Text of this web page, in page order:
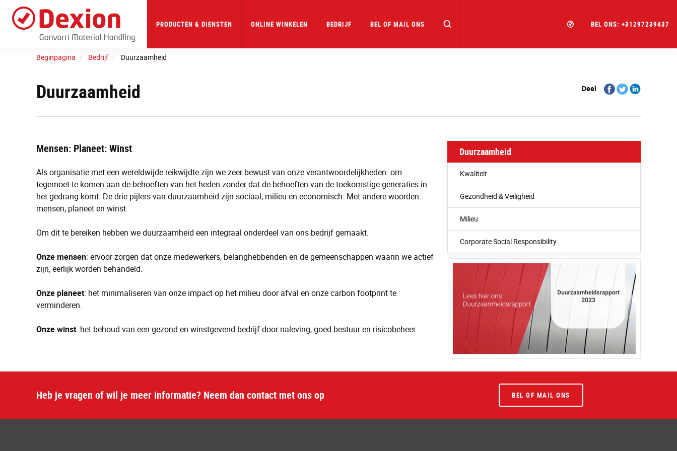
main
PRODUCTEN & DIENSTEN ONLINE WINKELEN BEDRIJF BEL OF MAIL ONS BEL ONS: +31297239437
Beginpagina Bedrijf Duurzaamheid
Duurzaamheid Deel
Share
on
Share
on
Share
Mensen: Planeet: Winst
Als organisatie met een wereldwijde reikwijdte zijn we zeer bewust van onze verantwoordelijkheden: om
tegemoet te komen aan de behoeften van het heden zonder dat de behoeften van de toekomstige generaties in
het gedrang komt. De drie pijlers van duurzaamheid zijn sociaal, milieu en economisch. Met andere woorden:
mensen, planeet en winst.
Om dit te bereiken hebben we duurzaamheid een integraal onderdeel van ons bedrijf gemaakt.
Onze mensen: ervoor zorgen dat onze medewerkers, belanghebbenden en de gemeenschappen waarin we actief
zijn, eerlijk worden behandeld.
Onze planeet: het minimaliseren van onze impact op het milieu door afval en onze carbon footprint te
verminderen.
Onze winst: het behoud van een gezond en winstgevend bedrijf door naleving, goed bestuur en risicobeheer.
Duurzaamheid
Kwaliteit
Gezondheid & Veiligheid
Milieu
Corporate Social Responsibility
Heb je vragen of wil je meer informatie? Neem dan contact met ons op BEL OF MAIL ONS